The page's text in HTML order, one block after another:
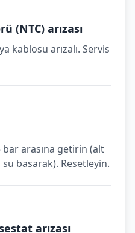
(NTC) arızası
kablosu arızalı. Servis
bar arasına getirin (alt
basarak). Resetleyin.
arızası